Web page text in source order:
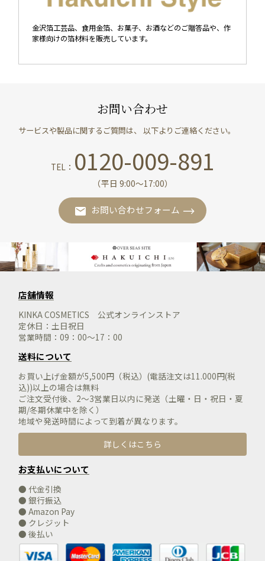
金沢箔工芸品、食用金箔、お菓子、お酒などのご贈答品や、作
家様向けの箔材料を販売しています。
お問い合わせ
サービスや製品に関するご質問は、 以下よりご連絡ください。
TEL： 0120-009-891
（平日 9:00〜17:00）
お問い合わせフォーム
店舗情報
KINKA COSMETICS 公式オンラインストア
定休日：土日祝日
営業時間：09：00～17：00
送料について
お買い上げ金額が5,500円（税込）(電話注文は11.000円(税
込))以上の場合は無料
ご注文受付後、2～3営業日以内に発送（土曜・日・祝日・夏
期/冬期休業中を除く）
地域や発送時間によって到着が異なります。
詳しくはこちら
お支払いについて
● 代金引換
● 銀行振込
● Amazon Pay
● クレジット
● 後払い